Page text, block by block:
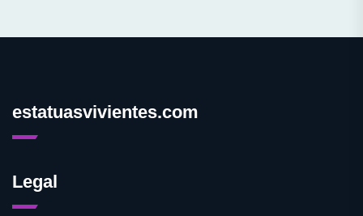
estatuasvivientes.com
Legal